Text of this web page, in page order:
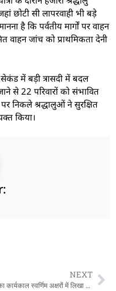
छोटी सी लापरवाही भी बड़े
है कि पर्वतीय मार्गों पर वाहन
वाहन जांच को प्राथमिकता देनी
में बड़ी त्रासदी में बदल
से 22 परिवारों को संभावित
निकले श्रद्धालुओं ने सुरक्षित
किया।
NEXT
मोदी का कार्यकाल स्वर्णिम अक्षरों में लिखा जायेगा: महाराज